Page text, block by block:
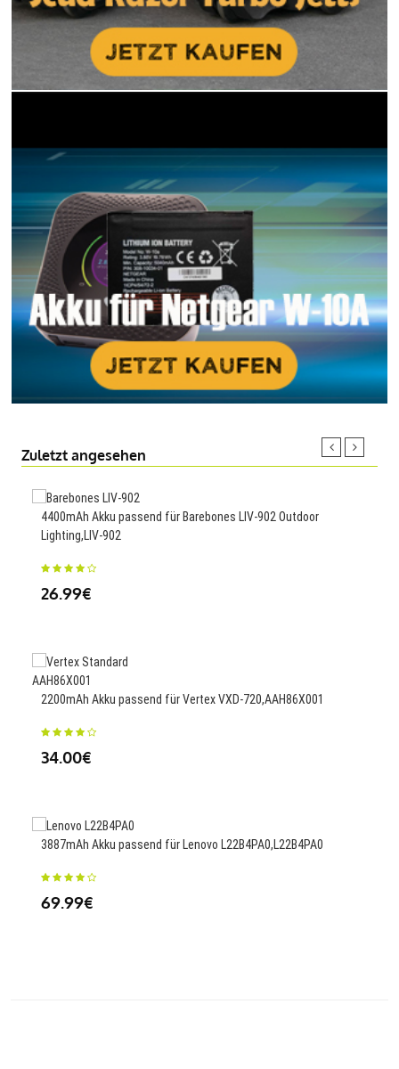
Zuletzt angesehen
4400mAh Akku passend für Barebones LIV-902 Outdoor
Lighting,LIV-902
26.99€
2200mAh Akku passend für Vertex VXD-720,AAH86X001
34.00€
3887mAh Akku passend für Lenovo L22B4PA0,L22B4PA0
69.99€